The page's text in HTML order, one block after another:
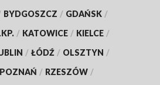
BYDGOSZCZ / GDAŃSK /
/ KATOWICE / KIELCE /
/ ŁÓDŹ / OLSZTYN /
POZNAŃ / RZESZÓW /